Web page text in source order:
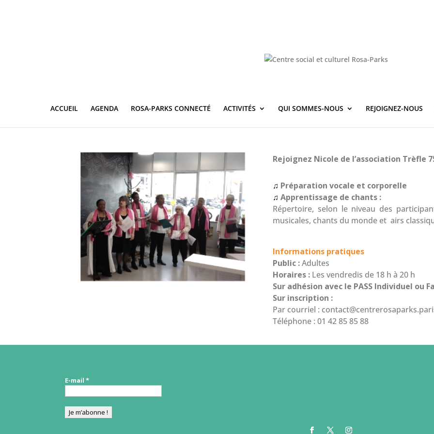
ACCUEIL AGENDA ROSA-PARKS CONNECTÉ ACTIVITÉS QUI SOMMES-NOUS REJOIGNEZ-NOUS
Rejoignez Nicole de l’association Trèfle
♫ Préparation vocale et corporelle
♫ Apprentissage de chants :
Répertoire, selon le niveau des
musicales, chants du monde et airs
Informations pratiques
Public :Adultes
Horaires : Les vendredis de 18 h à 20 h
Sur adhésion avec le PASS Individuel ou
Sur inscription :
Par courriel :
Téléphone : 01 42 85 85 88
E-mail*